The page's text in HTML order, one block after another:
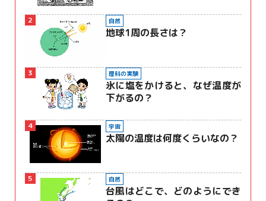
2 自然
地球1周の長さは？
3 理科の実験
氷に塩をかけると、なぜ温度が
下がるの？
4 宇宙
太陽の温度は何度くらいなの？
5 自然
台風はどこで、どのようにでき